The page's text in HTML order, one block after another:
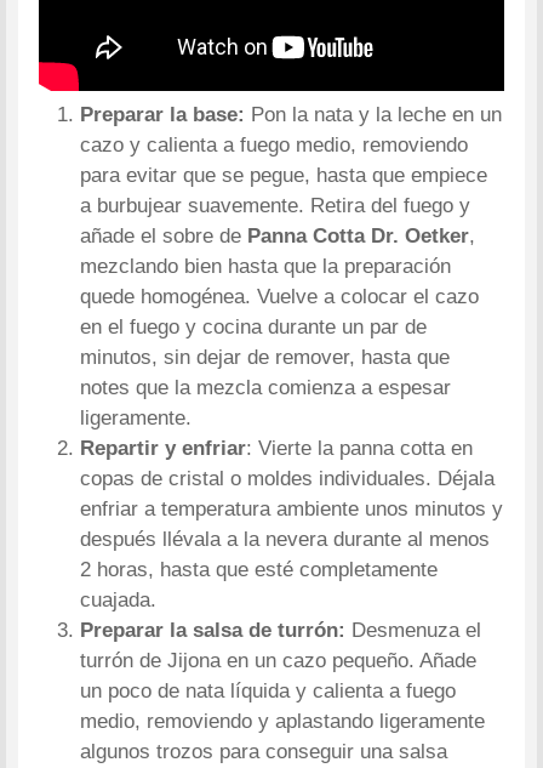
Preparar la base: Pon la nata y la leche en un
cazo y calienta a fuego medio, removiendo
para evitar que se pegue, hasta que empiece
a burbujear suavemente. Retira del fuego y
añade el sobre de Panna Cotta Dr. Oetker,
mezclando bien hasta que la preparación
quede homogénea. Vuelve a colocar el cazo
en el fuego y cocina durante un par de
minutos, sin dejar de remover, hasta que
notes que la mezcla comienza a espesar
ligeramente.
Repartir y enfriar: Vierte la panna cotta en
copas de cristal o moldes individuales. Déjala
enfriar a temperatura ambiente unos minutos y
después llévala a la nevera durante al menos
2 horas, hasta que esté completamente
cuajada.
Preparar la salsa de turrón: Desmenuza el
turrón de Jijona en un cazo pequeño. Añade
un poco de nata líquida y calienta a fuego
medio, removiendo y aplastando ligeramente
algunos trozos para conseguir una salsa